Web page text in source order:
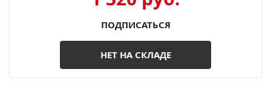
ПОДПИСАТЬСЯ
НЕТ НА СКЛАДЕ